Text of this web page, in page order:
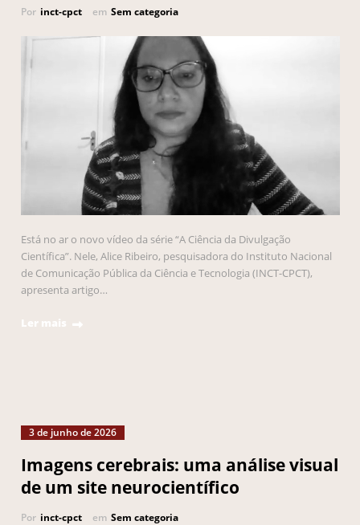
Por inct-cpct em Sem categoria
Está no ar o novo vídeo da série “A Ciência da Divulgação
Científica”. Nele, Alice Ribeiro, pesquisadora do Instituto Nacional
de Comunicação Pública da Ciência e Tecnologia (INCT-CPCT),
apresenta artigo…
Ler mais
3 de junho de 2026
Imagens cerebrais: uma análise visual
de um site neurocientífico
Por inct-cpct em Sem categoria